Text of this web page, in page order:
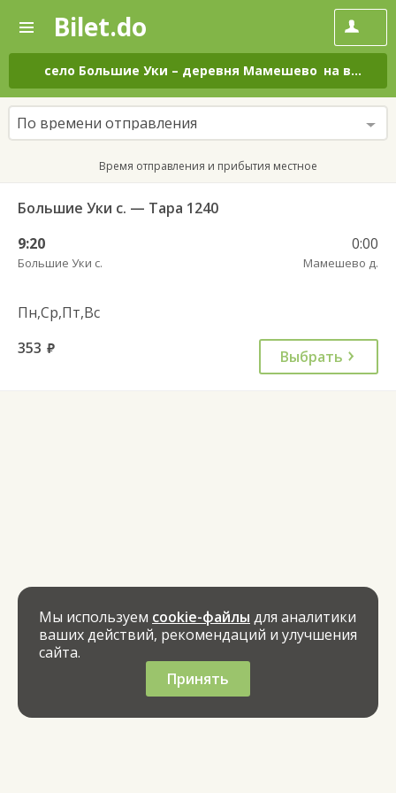
—
Поиск
и
покупка
билетов
на
автобус
онлайн
Bilet.do
село Большие Уки – деревня Мамешево на все дни
По времени отправления
Время отправления и прибытия местное
Большие Уки с. — Тара 1240
9:20
Большие Уки с.
0:00
Мамешево д.
Пн,Ср,Пт,Вс
353 руб. Выбрать
Мы используем cookie-файлы для аналитики
ваших действий, рекомендаций и улучшения
сайта.
Принять